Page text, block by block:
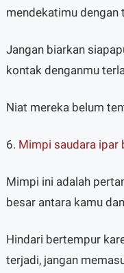
mendekatimu dengan
Jangan biarkan
kontak denganmu
Niat mereka belum
6. Mimpi saudara ipar
Mimpi ini adalah
besar antara kamu
Hindari bertempur
terjadi, jangan